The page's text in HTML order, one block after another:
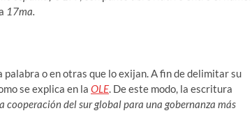
17ma.
o en otras que lo exijan. A fin de delimitar su
se explica en la OLE. De este modo, la escritura
cooperación del sur global para una gobernanza más